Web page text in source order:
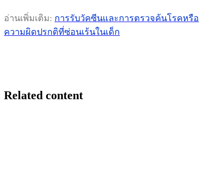
อ่านเพิ่มเติม: การรับวัคซีนและการตรวจค้นโรคหรือ
ความผิดปรกติที่ซ่อนเร้นในเด็ก
Related content